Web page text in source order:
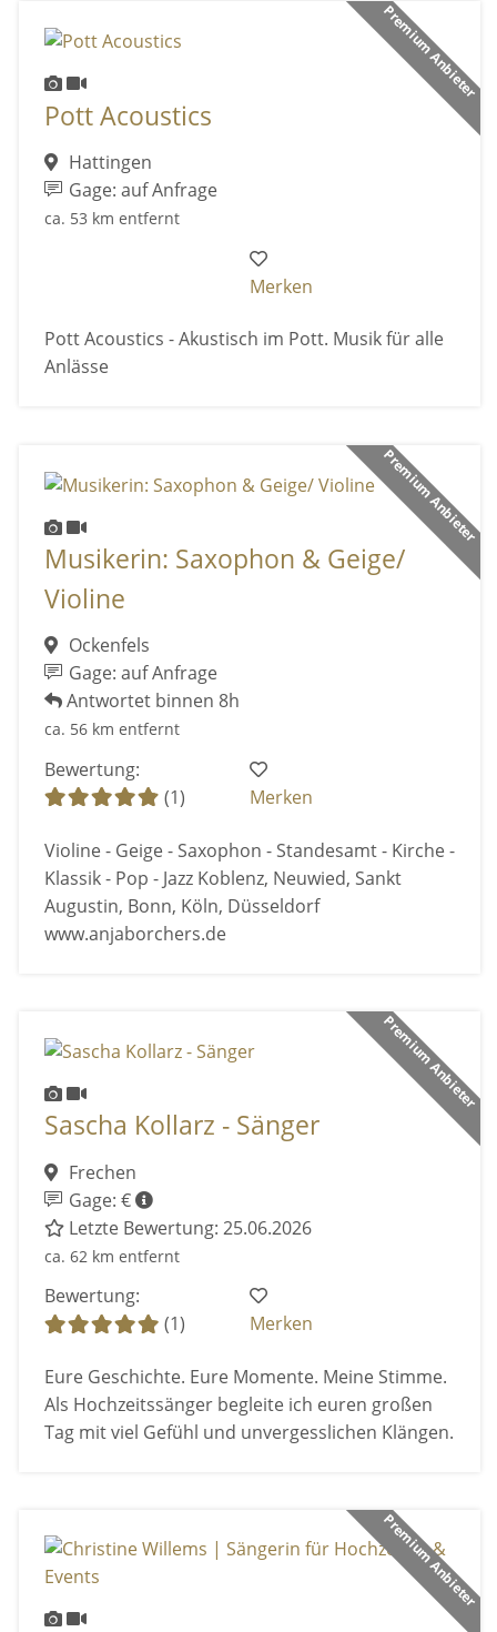
Premium Anbieter
Pott Acoustics
Hattingen
Gage: auf Anfrage
ca. 53 km entfernt
Merken
Pott Acoustics - Akustisch im Pott. Musik für alle
Anlässe
Premium Anbieter
Musikerin: Saxophon & Geige/
Violine
Ockenfels
Gage: auf Anfrage
Antwortet binnen 8h
ca. 56 km entfernt
Bewertung:
(1)
Merken
Violine - Geige - Saxophon - Standesamt - Kirche -
Klassik - Pop - Jazz Koblenz, Neuwied, Sankt
Augustin, Bonn, Köln, Düsseldorf
www.anjaborchers.de
Premium Anbieter
Sascha Kollarz - Sänger
Frechen
Gage: €
Letzte Bewertung: 25.06.2026
ca. 62 km entfernt
Bewertung:
(1)
Merken
Eure Geschichte. Eure Momente. Meine Stimme.
Als Hochzeitssänger begleite ich euren großen
Tag mit viel Gefühl und unvergesslichen Klängen.
Premium Anbieter